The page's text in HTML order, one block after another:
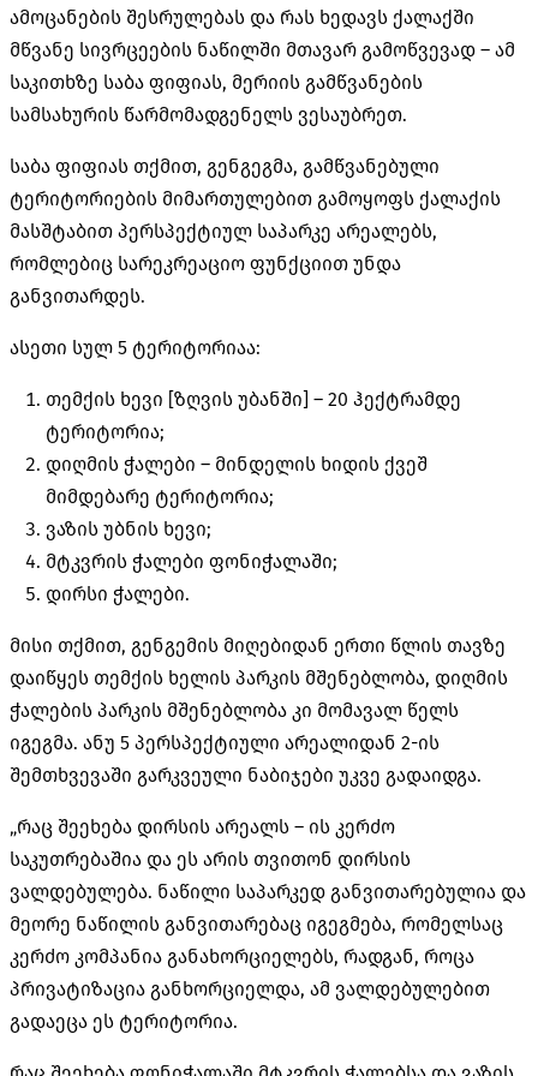
ამოცანების შესრულებას და რას ხედავს ქალაქში
მწვანე სივრცეების ნაწილში მთავარ გამოწვევად – ამ
საკითხზე საბა ფიფიას, მერიის გამწვანების
სამსახურის წარმომადგენელს ვესაუბრეთ.
საბა ფიფიას თქმით, გენგეგმა, გამწვანებული
ტერიტორიების მიმართულებით გამოყოფს ქალაქის
მასშტაბით პერსპექტიულ საპარკე არეალებს,
რომლებიც სარეკრეაციო ფუნქციით უნდა
განვითარდეს.
ასეთი სულ 5 ტერიტორიაა:
თემქის ხევი [ზღვის უბანში] – 20 ჰექტრამდე
ტერიტორია;
დიღმის ჭალები – მინდელის ხიდის ქვეშ
მიმდებარე ტერიტორია;
ვაზის უბნის ხევი;
მტკვრის ჭალები ფონიჭალაში;
დირსი ჭალები.
მისი თქმით, გენგემის მიღებიდან ერთი წლის თავზე
დაიწყეს თემქის ხელის პარკის მშენებლობა, დიღმის
ჭალების პარკის მშენებლობა კი მომავალ წელს
იგეგმა. ანუ 5 პერსპექტიული არეალიდან 2-ის
შემთხვევაში გარკვეული ნაბიჯები უკვე გადაიდგა.
„რაც შეეხება დირსის არეალს – ის კერძო
საკუთრებაშია და ეს არის თვითონ დირსის
ვალდებულება. ნაწილი საპარკედ განვითარებულია და
მეორე ნაწილის განვითარებაც იგეგმება, რომელსაც
კერძო კომპანია განახორციელებს, რადგან, როცა
პრივატიზაცია განხორციელდა, ამ ვალდებულებით
გადაეცა ეს ტერიტორია.